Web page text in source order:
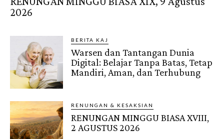
2026
BERITA KAJ
Warsen dan Tantangan Dunia
Digital: Belajar Tanpa Batas, Tetap
Mandiri, Aman, dan Terhubung
RENUNGAN & KESAKSIAN
RENUNGAN MINGGU BIASA XVIII,
2 AGUSTUS 2026